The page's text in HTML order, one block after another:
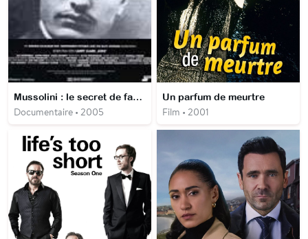
Mussolini : le secret de famille
Documentaire • 2005
Un parfum de meurtre
Film • 2001